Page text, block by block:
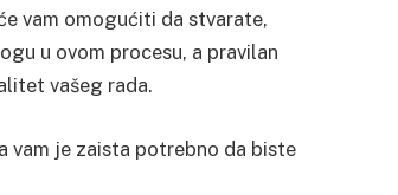
vam omogućiti da stvarate,
u ovom procesu, a pravilan
vašeg rada.
vam je zaista potrebno da biste